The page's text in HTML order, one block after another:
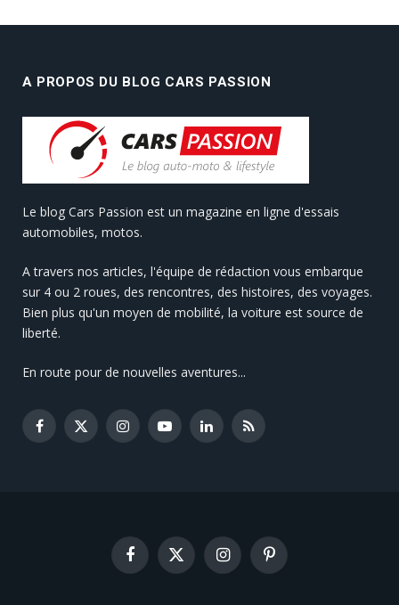
A PROPOS DU BLOG CARS PASSION
Le blog Cars Passion est un magazine en ligne d'essais
automobiles, motos.
A travers nos articles, l'équipe de rédaction vous embarque
sur 4 ou 2 roues, des rencontres, des histoires, des voyages.
Bien plus qu'un moyen de mobilité, la voiture est source de
liberté.
En route pour de nouvelles aventures...
Facebook
X
InstagramYouTubeLinkedInRSS
Facebook
X
(Twitter)
InstagramPinterest